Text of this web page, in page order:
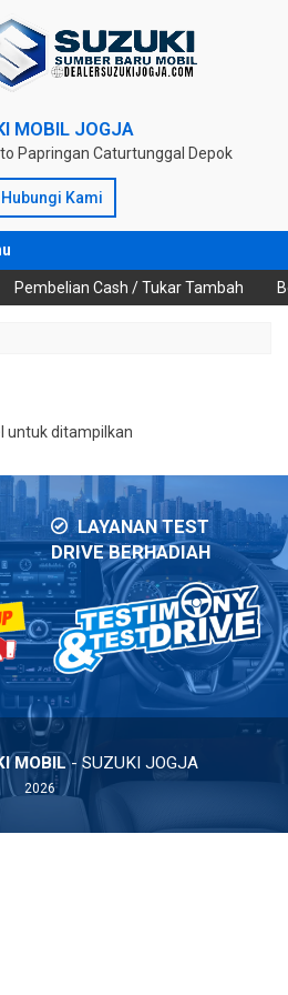
MOBIL JOGJA
Papringan Caturtunggal Depok
Hubungi Kami
Pembelian Cash / Tukar Tambah
untuk ditampilkan
LAYANAN TEST
DRIVE BERHADIAH
MOBIL- SUZUKI JOGJA
2026